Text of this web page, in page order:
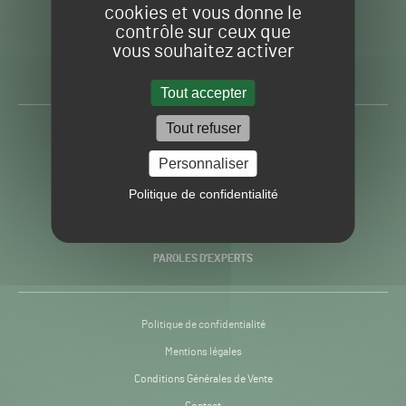
cookies et vous donne le
contrôle sur ceux que
vous souhaitez activer
Tout accepter
Tout refuser
Personnaliser
Politique de confidentialité
Gazon
Sport
H24
-
Toute l’info autour du
PRATIQUES
PAROLES D’EXPERTS
Politique de confidentialité
Mentions légales
Conditions Générales de Vente